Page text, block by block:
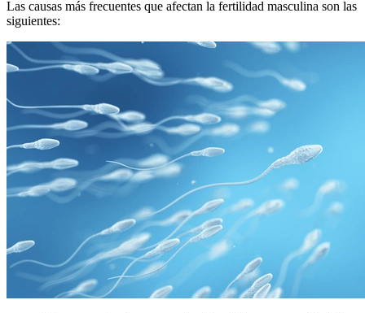
Las causas más frecuentes que afectan la fertilidad masculina son las
siguientes: